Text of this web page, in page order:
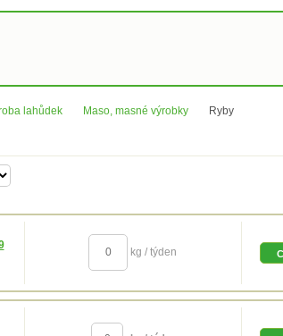
lahůdek Maso, masné výrobky Ryby
kg / týden